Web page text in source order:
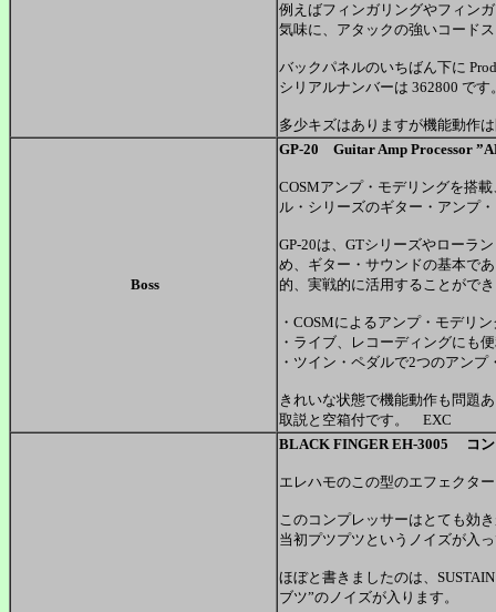
例えばフィンガリングやフィン
気味に、アタックの強いコード
バックパネルのいちばん下に
シリアルナンバーは 362800 です
多少キズはありますが機能動作
Boss
GP-20 Guitar Amp Processor
COSMアンプ・モデリングを搭
ル・シリーズのギター・アンプ
GP-20は、GTシリーズやローラ
め、ギター・サウンドの基本で
的、実戦的に活用することがで
・COSMによるアンプ・モデリ
・ライブ、レコーディングにも
・ツイン・ペダルで2つのアン
きれいな状態で機能動作も問題
取説と空箱付です。 EXC
BLACK FINGER EH-3005 コン
エレハモのこの型のエフェクタ
このコンプレッサーはとても効
当初プツプツというノイズが入
ほぼと書きましたのは、
ブツ”のノイズが入ります。